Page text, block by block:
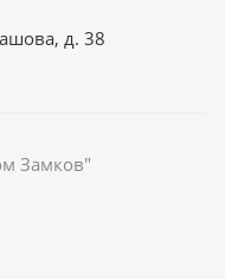
д. 38
Замков"